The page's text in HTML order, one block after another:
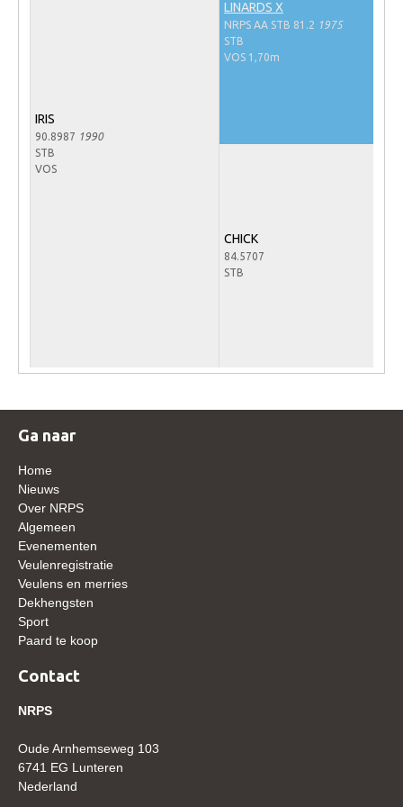
Onze fokkerij
Informatie veulen registratie
Hengstenselectie
AANMELDEN HENGSTENKEURING ONDER HET
Verrichtingsonderzoek 2023-2024
Verrichtingsonderzoek 2022-2023
IRIS
90.8987 1990
STB
VOS
LINARDS X
NRPS AA STB 81.2 1975
STB
VOS 1,70m
CHICK
84.5707
STB
Ga naar
Home
Nieuws
Over NRPS
Algemeen
Evenementen
Veulenregistratie
Veulens en merries
Dekhengsten
Sport
Paard te koop
Contact
NRPS
Oude Arnhemseweg 103
6741 EG Lunteren
Nederland